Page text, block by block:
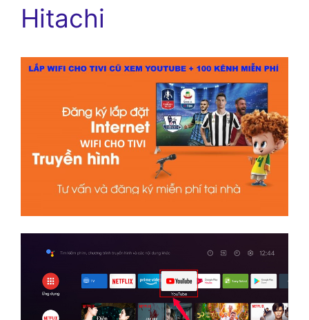
Hitachi